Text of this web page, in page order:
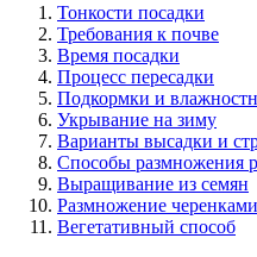
Тонкости посадки
Требования к почве
Время посадки
Процесс пересадки
Подкормки и
Укрывание на зиму
Варианты высадки и
Способы размножения
Выращивание из семян
Размножение черенками
Вегетативный способ